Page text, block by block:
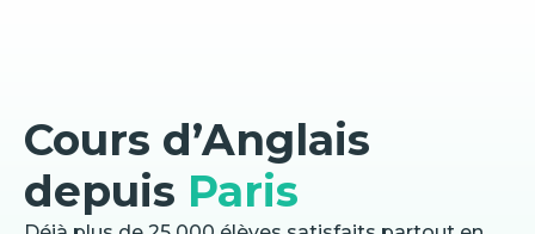
Cours d’Anglais
depuis Paris